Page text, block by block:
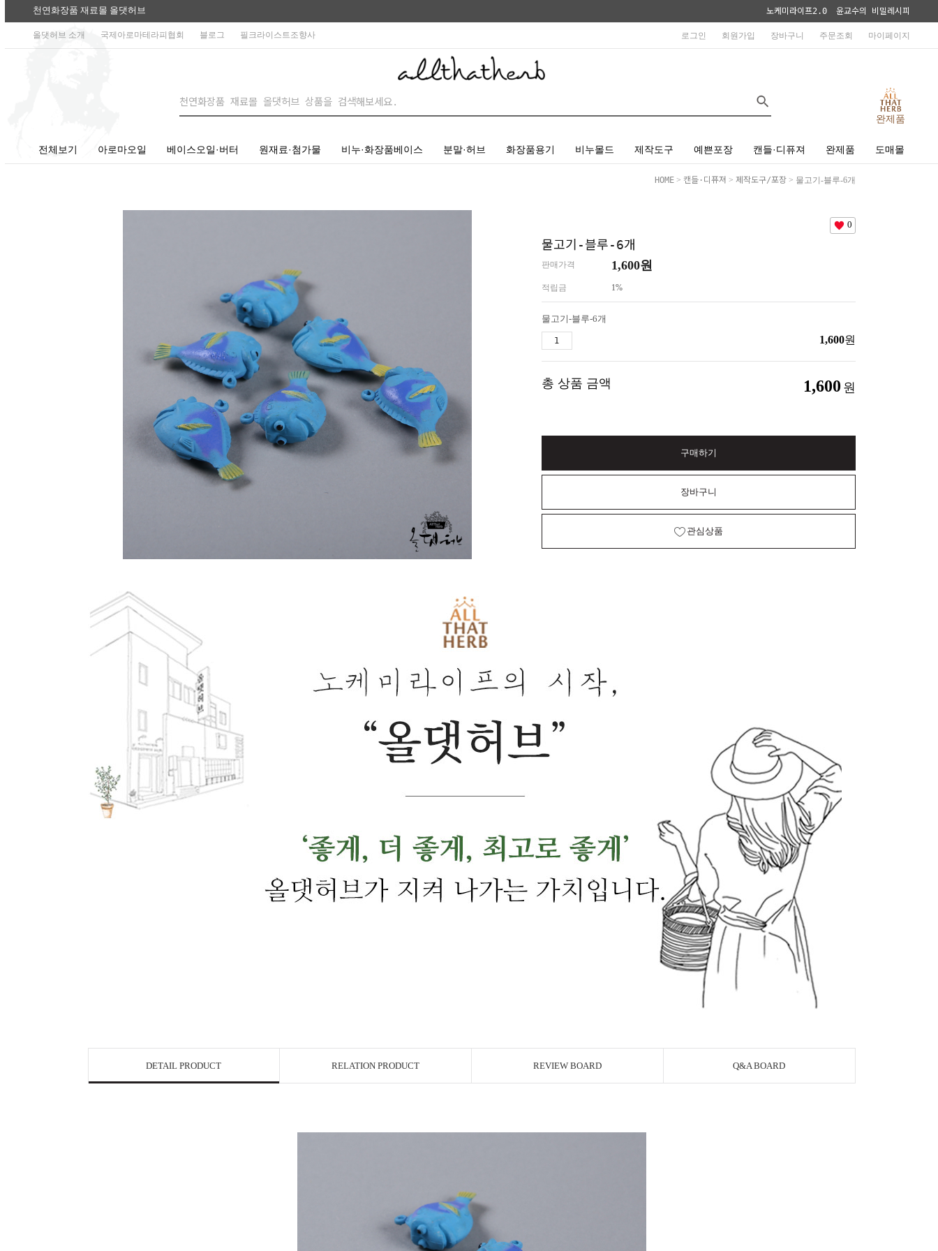
천연화장품 재료몰 올댓허브 노케미라이프2.0 윤교수의 비밀레시피
올댓허브 소개 국제아로마테라피협회 블로그 필크라이스트조향사 로그인 회원가입 장바구니 주문조회 마이페이지
완제품
전체보기 아로마오일 베이스오일·버터 원재료·첨가물 비누·화장품베이스 분말·허브 화장품용기 비누몰드 제작도구 예쁜포장 캔들·디퓨져 완제품 도매몰
HOME> 캔들·디퓨져 > 제작도구/포장> 물고기-블루-6개
0
물고기-블루-6개
판매가격 1,600원
적립금 1%
물고기-블루-6개
1,600원
총 상품 금액 1,600 원
구매하기
장바구니
관심상품
DETAIL PRODUCT RELATION PRODUCT REVIEW BOARD Q&A BOARD